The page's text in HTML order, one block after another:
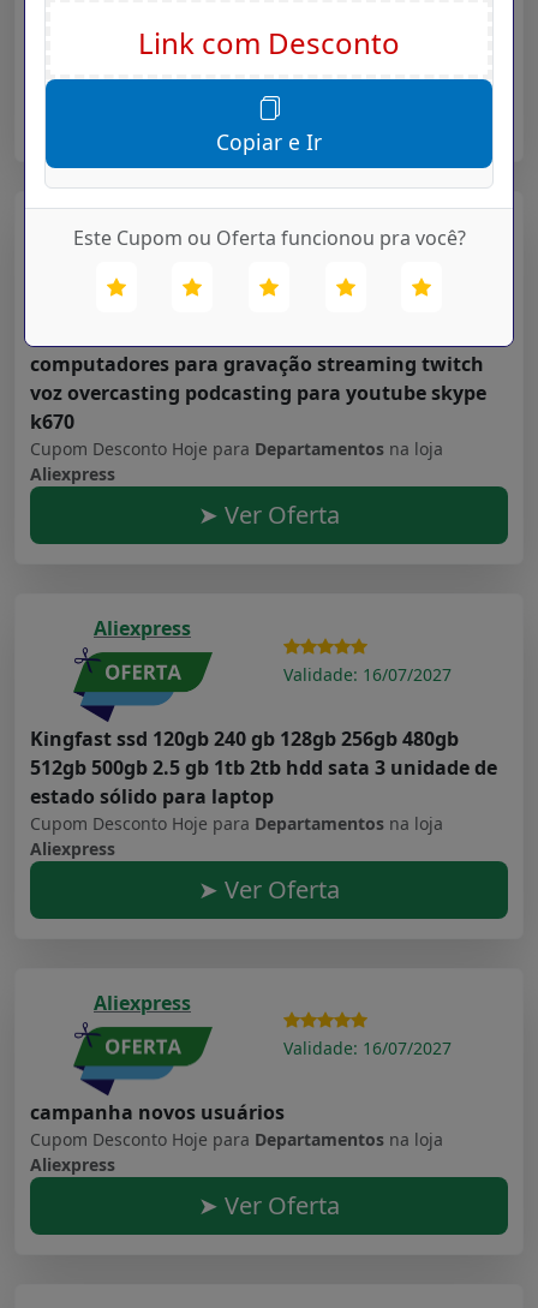
Cupom Desconto Hoje paraDepartamentosna loja
➤ Ver Oferta
Aliexpress
computadores para gravação streaming twitch
voz overcasting podcasting para youtube skype
k670
Cupom Desconto Hoje para Departamentos na loja
Aliexpress
➤ Ver Oferta
Aliexpress
Validade: 16/07/2027
Kingfast ssd 120gb 240 gb 128gb 256gb 480gb
512gb 500gb 2.5 gb 1tb 2tb hdd sata 3 unidade de
estado sólido para laptop
Cupom Desconto Hoje para Departamentos na loja
Aliexpress
➤ Ver Oferta
Aliexpress
Validade: 16/07/2027
campanha novos usuários
Cupom Desconto Hoje para Departamentos na loja
Aliexpress
➤ Ver Oferta
Copiar e Ir
Este Cupom ou Oferta funcionou pra você?